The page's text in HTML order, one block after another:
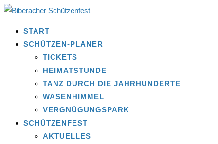
START
SCHÜTZEN-PLANER
TICKETS
HEIMATSTUNDE
TANZ DURCH DIE JAHRHUNDERTE
WASENHIMMEL
VERGNÜGUNGSPARK
SCHÜTZENFEST
AKTUELLES